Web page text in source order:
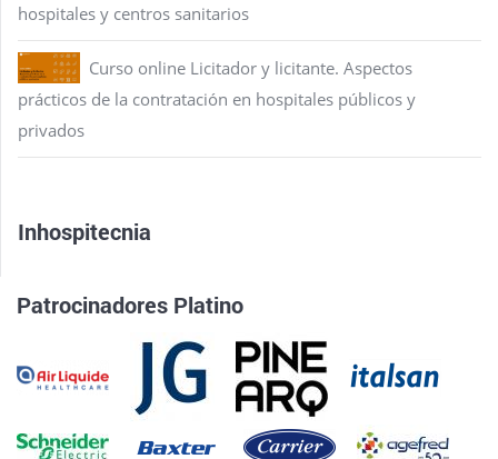
hospitales y centros sanitarios
Curso online Licitador y licitante. Aspectos
prácticos de la contratación en hospitales públicos y
privados
Inhospitecnia
Patrocinadores Platino